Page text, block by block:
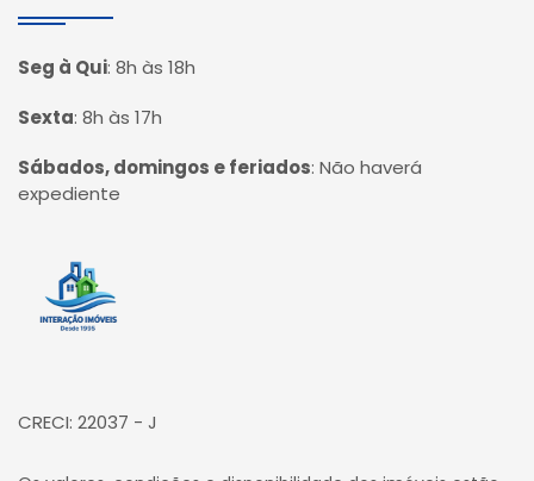
Seg à Qui: 8h às 18h
Sexta: 8h às 17h
Sábados, domingos e feriados: Não haverá
expediente
Página inicial
CRECI: 22037 - J